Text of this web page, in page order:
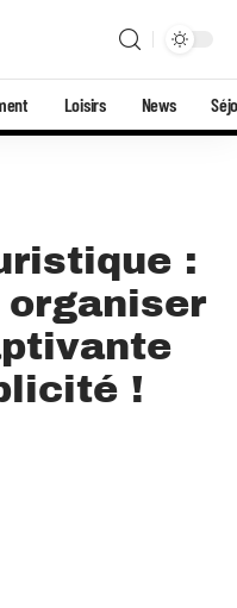
Loisirs News
:
!